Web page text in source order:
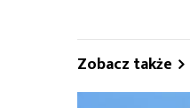
Zobacz także